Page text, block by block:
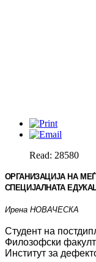
Read: 28580
ОРГАНИЗАЦИЈА НА
СПЕЦИЈАЛНАТА
Ирена НОВАЧЕСКА
Студент на
Филозофски
Институт за